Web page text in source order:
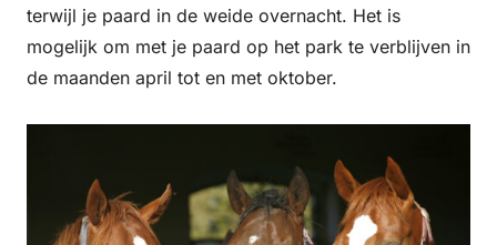
terwijl je paard in de weide overnacht. Het is
mogelijk om met je paard op het park te verblijven in
de maanden april tot en met oktober.